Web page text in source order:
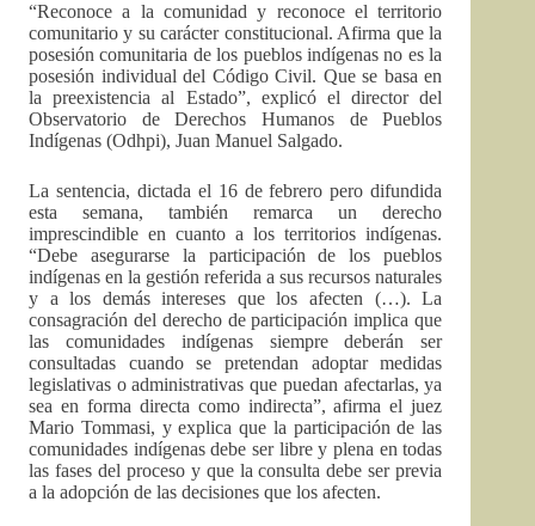
“Reconoce a la comunidad y reconoce el territorio
comunitario y su carácter constitucional. Afirma que la
posesión comunitaria de los pueblos indígenas no es la
posesión individual del Código Civil. Que se basa en
la preexistencia al Estado”, explicó el director del
Observatorio de Derechos Humanos de Pueblos
Indígenas (Odhpi), Juan Manuel Salgado.
La sentencia, dictada el 16 de febrero pero difundida
esta semana, también remarca un derecho
imprescindible en cuanto a los territorios indígenas.
“Debe asegurarse la participación de los pueblos
indígenas en la gestión referida a sus recursos naturales
y a los demás intereses que los afecten (…). La
consagración del derecho de participación implica que
las comunidades indígenas siempre deberán ser
consultadas cuando se pretendan adoptar medidas
legislativas o administrativas que puedan afectarlas, ya
sea en forma directa como indirecta”, afirma el juez
Mario Tommasi, y explica que la participación de las
comunidades indígenas debe ser libre y plena en todas
las fases del proceso y que la consulta debe ser previa
a la adopción de las decisiones que los afecten.